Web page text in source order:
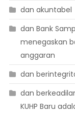
dan akuntabel
dan Bank
menegaskan
anggaran
dan
dan
KUHP Baru